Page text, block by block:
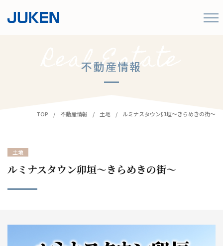
不動産情報
TOP 不動産情報 土地 ルミナスタウン卯垣～きらめきの街～
土地
ルミナスタウン卯垣～きらめきの街～